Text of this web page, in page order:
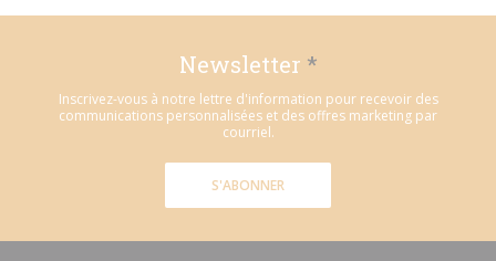
Newsletter *
Inscrivez-vous à notre lettre d'information pour recevoir des
communications personnalisées et des offres marketing par
courriel.
S'ABONNER